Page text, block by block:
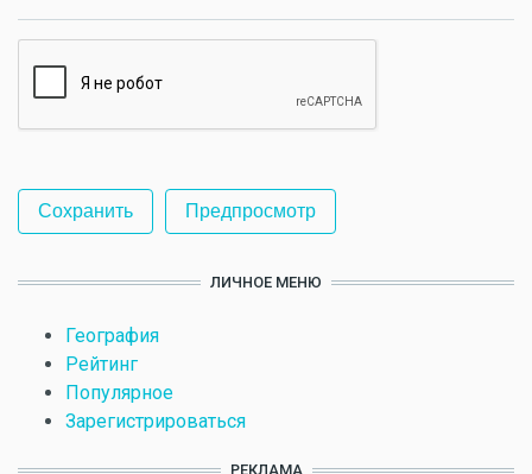
ЛИЧНОЕ МЕНЮ
География
Рейтинг
Популярное
Зарегистрироваться
РЕКЛАМА